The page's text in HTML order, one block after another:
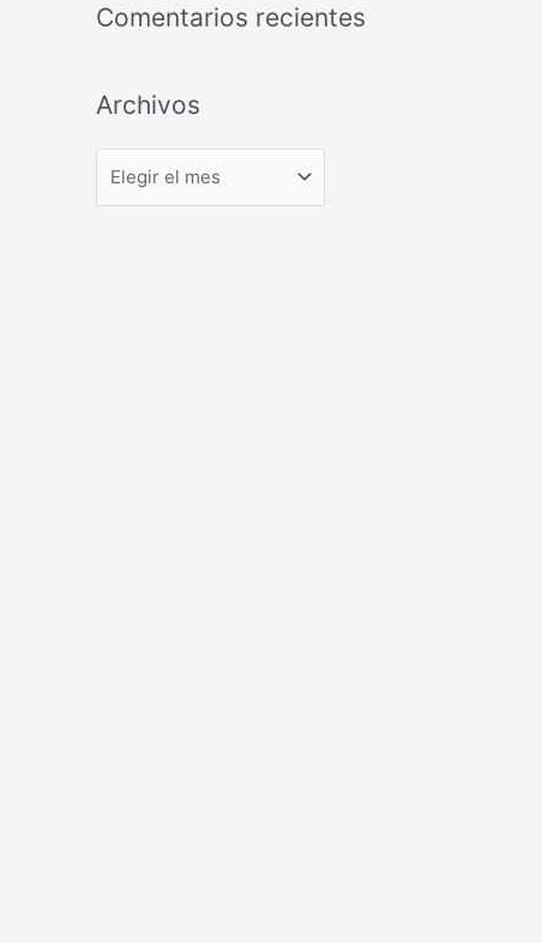
Comentarios recientes
Archivos